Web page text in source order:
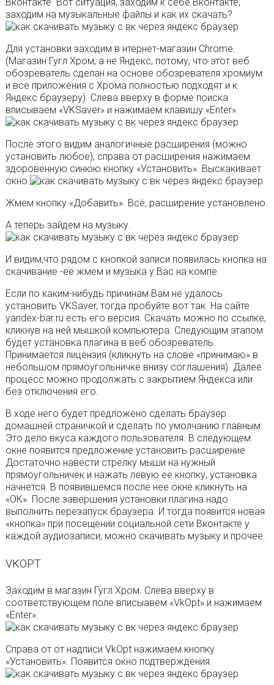
Вконтакте. Вот ситуация, заходим к себе Вконтакте,
заходим на музыкальные файлы и как их скачать?
Для установки заходим в нтернет-магазин Chrome.
(Магазин Гугл Хром, а не Яндекс, потому, что этот веб
обозреватель сделан на основе обозревателя хромиум
и все приложения с Хрома полностью подходят и к
Яндекс браузеру). Слева вверху в форме поиска
вписываем «VKSaver» и нажимаем клавишу «Enter».
После этого видим аналогичные расширения (можно
установить любое), справа от расширения нажимаем
здоровенную синюю кнопку «Установить». Выскакивает
окно.
Жмем кнопку «Добавить». Всё, расширение установлено.
А теперь зайдем на музыку.
И видим,что рядом с кнопкой записи появилась кнопка на
скачивание -её жмем и музыка у Вас на компе.
Если по каким-нибудь причинам Вам не удалось
установить VKSaver, тогда пробуйте вот так. На сайте
yandex-bar.ru есть его версия. Скачать можно по ссылке,
кликнув на ней мышкой компьютера. Следующим этапом
будет установка плагина в веб обозреватель.
Принимается лицензия (кликнуть на слове «принимаю» в
небольшом прямоугольничке внизу соглашения). Далее
процесс можно продолжать с закрытием Яндекса или
без отключения его.
В ходе него будет предложено сделать браузер
домашней страничкой и сделать по умолчанию главным.
Это дело вкуса каждого пользователя. В следующем
окне появится предложение установить расширение.
Достаточно навести стрелку мыши на нужный
прямоугольничек и нажать левую ее кнопку, установка
начнется. В появившемся после нее окне кликнуть на
«ОК». После завершения установки плагина надо
выполнить перезапуск браузера. И тогда появится новая
«кнопка» при посещении социальной сети Вконтакте у
каждой аудиозаписи, можно скачивать музыку и прочее.
VKOPT
Заходим в магазин Гугл Хром. Слева вверху в
соответствующем поле вписыавем «VkOpt» и нажимаем
«Enter».
Справа от от надписи VkOpt нажимаем кнопку
«Установить». Появится окно подтверждения.